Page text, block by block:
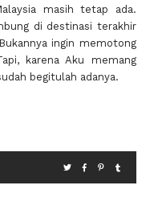
masih tetap ada.
di destinasi terakhir
ingin memotong
karena Aku memang
begitulah adanya.